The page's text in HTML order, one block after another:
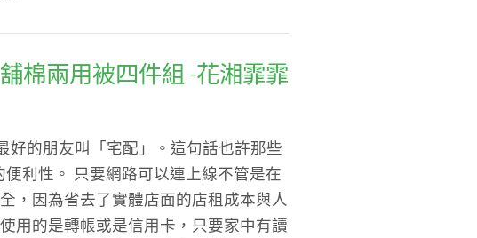
棉兩用被四件組 -花湘霏霏
好的朋友叫「宅配」。這句話也許那些
利性。 只要網路可以連上線不管是在
，因為省去了實體店面的店租成本與人
用的是轉帳或是信用卡，只要家中有讀